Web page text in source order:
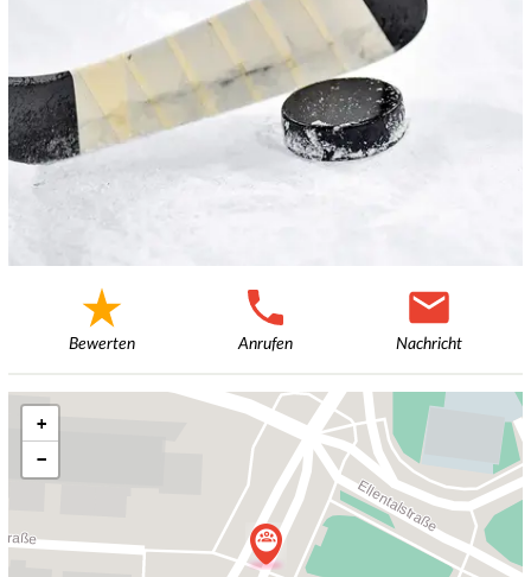
Bewerten Anrufen Nachricht
+
−